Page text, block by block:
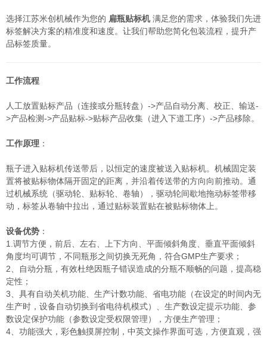
选择江苏米创机械作为您的 扁瓶贴标机满足您的需求，体验我们先进
标签解决方案的精准度和速度。让我们帮助您简化包装流程，提升产
品标签质量。
工作流程
人工放置贴标产品（连接或分瓶转盘）->产品自动分离、校正、输送-
>产品检测->产品贴标->贴标产品收集（进入下道工序）->产品移除。
工作原理 ：
瓶子进入贴标机传送带后，以恒定的速度被送入贴标机。机械固定装
置将被贴标物体隔开固定的距离，并沿着传送带的方向向前推动。通
过机械系统（驱动轮、贴标轮、卷轴），驱动轮间歇地拖动标签带移
动，标签从卷轴中拉出，通过贴标装置贴在被贴标物体上。
设备优势 ：
1.调节方便，前后、左右、上下方向、平面倾斜角度、垂直平面倾斜
角度均可调节，不同瓶形之间切换无死角，符合GMP生产要求；
2、自动分瓶，有效杜绝因瓶子错误造成的分瓶不顺畅的问题，提高稳
定性；
3、具有自动关机功能、生产计数功能、省电功能（在设定的时间内无
生产时，设备自动切换到省电待机模式）、生产数设定提示功能、参
数设定保护功能（参数设定受权限管理），方便生产管理；
4、功能强大，彩色触摸屏控制，中英文操作界面可选，方便直观，强